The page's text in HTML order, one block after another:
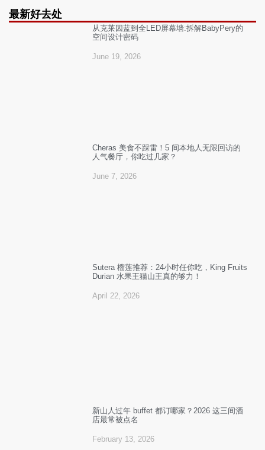
最新好去处
从克莱因蓝到全LED屏幕墙:拆解BabyPery的
空间设计密码
June 19, 2026
Cheras 美食不踩雷！5 间本地人无限回访的
人气餐厅，你吃过几家？
June 7, 2026
Sutera 榴莲推荐：24小时任你吃，King Fruits
Durian 水果王猫山王真的够力！
April 22, 2026
新山人过年 buffet 都订哪家？2026 这三间酒
店最常被点名
February 13, 2026